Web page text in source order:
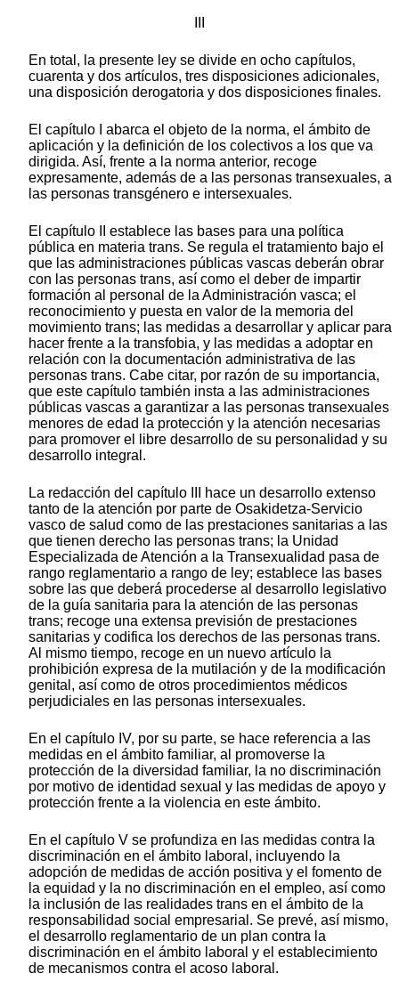
En total, la presente ley se divide en ocho capítulos,
cuarenta y dos artículos, tres disposiciones adicionales,
una disposición derogatoria y dos disposiciones finales.
El capítulo I abarca el objeto de la norma, el ámbito de
aplicación y la definición de los colectivos a los que va
dirigida. Así, frente a la norma anterior, recoge
expresamente, además de a las personas transexuales, a
las personas transgénero e intersexuales.
El capítulo II establece las bases para una política
pública en materia trans. Se regula el tratamiento bajo el
que las administraciones públicas vascas deberán obrar
con las personas trans, así como el deber de impartir
formación al personal de la Administración vasca; el
reconocimiento y puesta en valor de la memoria del
movimiento trans; las medidas a desarrollar y aplicar para
hacer frente a la transfobia, y las medidas a adoptar en
relación con la documentación administrativa de las
personas trans. Cabe citar, por razón de su importancia,
que este capítulo también insta a las administraciones
públicas vascas a garantizar a las personas transexuales
menores de edad la protección y la atención necesarias
para promover el libre desarrollo de su personalidad y su
desarrollo integral.
La redacción del capítulo III hace un desarrollo extenso
tanto de la atención por parte de Osakidetza-Servicio
vasco de salud como de las prestaciones sanitarias a las
que tienen derecho las personas trans; la Unidad
Especializada de Atención a la Transexualidad pasa de
rango reglamentario a rango de ley; establece las bases
sobre las que deberá procederse al desarrollo legislativo
de la guía sanitaria para la atención de las personas
trans; recoge una extensa previsión de prestaciones
sanitarias y codifica los derechos de las personas trans.
Al mismo tiempo, recoge en un nuevo artículo la
prohibición expresa de la mutilación y de la modificación
genital, así como de otros procedimientos médicos
perjudiciales en las personas intersexuales.
En el capítulo IV, por su parte, se hace referencia a las
medidas en el ámbito familiar, al promoverse la
protección de la diversidad familiar, la no discriminación
por motivo de identidad sexual y las medidas de apoyo y
protección frente a la violencia en este ámbito.
En el capítulo V se profundiza en las medidas contra la
discriminación en el ámbito laboral, incluyendo la
adopción de medidas de acción positiva y el fomento de
la equidad y la no discriminación en el empleo, así como
la inclusión de las realidades trans en el ámbito de la
responsabilidad social empresarial. Se prevé, así mismo,
el desarrollo reglamentario de un plan contra la
discriminación en el ámbito laboral y el establecimiento
de mecanismos contra el acoso laboral.